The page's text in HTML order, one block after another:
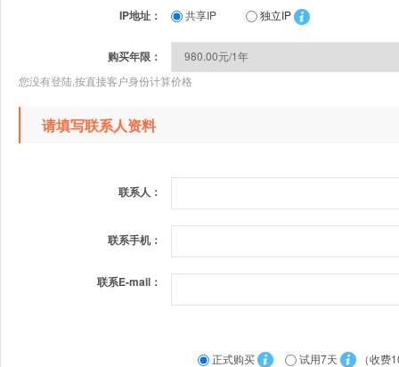
IP地址： 共享IP 独立IP
购买年限：
您没有登陆,按直接客户身份计算价格
请填写联系人资料
联系人：
联系手机：
联系E-mail：
正式购买 试用7天
（收费